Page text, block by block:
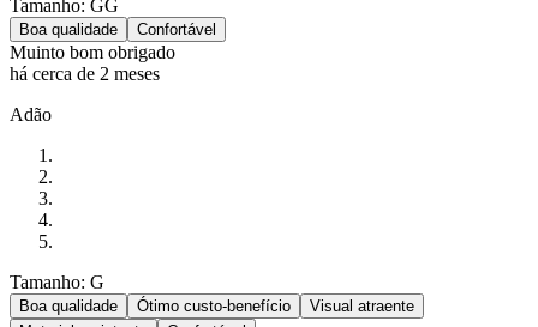
Tamanho: GG
Boa qualidade Confortável
Muinto bom obrigado
há cerca de 2 meses
Adão
Tamanho: G
Boa qualidade Ótimo custo-benefício
Visual atraente